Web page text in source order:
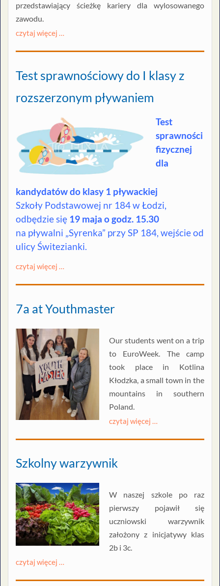
przedstawiający ścieżkę kariery dla wylosowanego
zawodu.
czytaj więcej …
Test sprawnościowy do I klasy z
rozszerzonym pływaniem
Test
sprawności
fizycznej
dla
kandydatów do klasy 1 pływackiej
Szkoły Podstawowej nr 184 w Łodzi,
odbędzie się 19 maja o godz. 15.30
na pływalni „Syrenka” przy SP 184, wejście od
ulicy Świtezianki.
czytaj więcej …
7a at Youthmaster
Our students went on a trip
to EuroWeek. The camp
took place in Kotlina
Kłodzka, a small town in the
mountains in southern
Poland.
czytaj więcej …
Szkolny warzywnik
W naszej szkole po raz
pierwszy pojawił się
uczniowski warzywnik
założony z inicjatywy klas
2b i 3c.
czytaj więcej …